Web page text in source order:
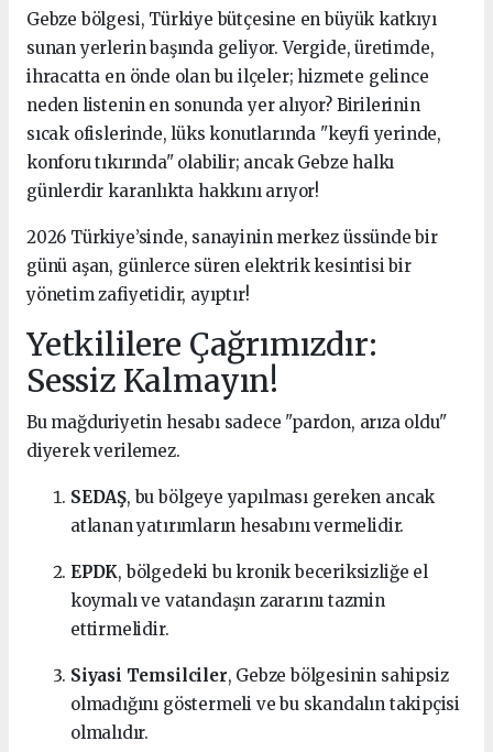
Gebze bölgesi, Türkiye bütçesine en büyük katkıyı
sunan yerlerin başında geliyor. Vergide, üretimde,
ihracatta en önde olan bu ilçeler; hizmete gelince
neden listenin en sonunda yer alıyor? Birilerinin
sıcak ofislerinde, lüks konutlarında "keyfi yerinde,
konforu tıkırında" olabilir; ancak Gebze halkı
günlerdir karanlıkta hakkını arıyor!
2026 Türkiye’sinde, sanayinin merkez üssünde bir
günü aşan, günlerce süren elektrik kesintisi bir
yönetim zafiyetidir, ayıptır!
Yetkililere Çağrımızdır:
Sessiz Kalmayın!
Bu mağduriyetin hesabı sadece "pardon, arıza oldu"
diyerek verilemez.
SEDAŞ, bu bölgeye yapılması gereken ancak
atlanan yatırımların hesabını vermelidir.
EPDK, bölgedeki bu kronik beceriksizliğe el
koymalı ve vatandaşın zararını tazmin
ettirmelidir.
Siyasi Temsilciler, Gebze bölgesinin sahipsiz
olmadığını göstermeli ve bu skandalın takipçisi
olmalıdır.